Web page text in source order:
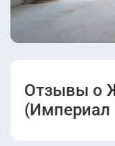
Отзывы о
(Империал